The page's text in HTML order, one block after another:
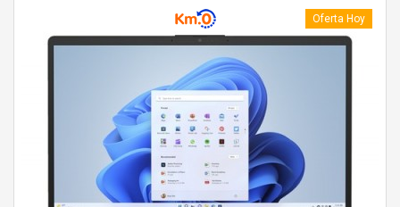
Oferta Hoy